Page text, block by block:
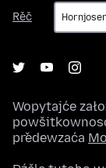
Rěč
Rěč
Wopytajće
předewzaća